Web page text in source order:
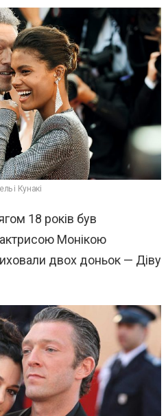
і Кунакі
18 років був
Монікою
двох доньок — Діву